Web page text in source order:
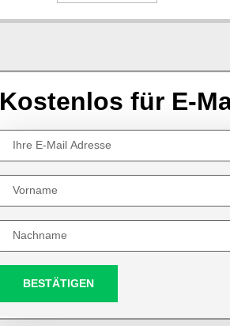
Kostenlos für E-
BESTÄTIGEN